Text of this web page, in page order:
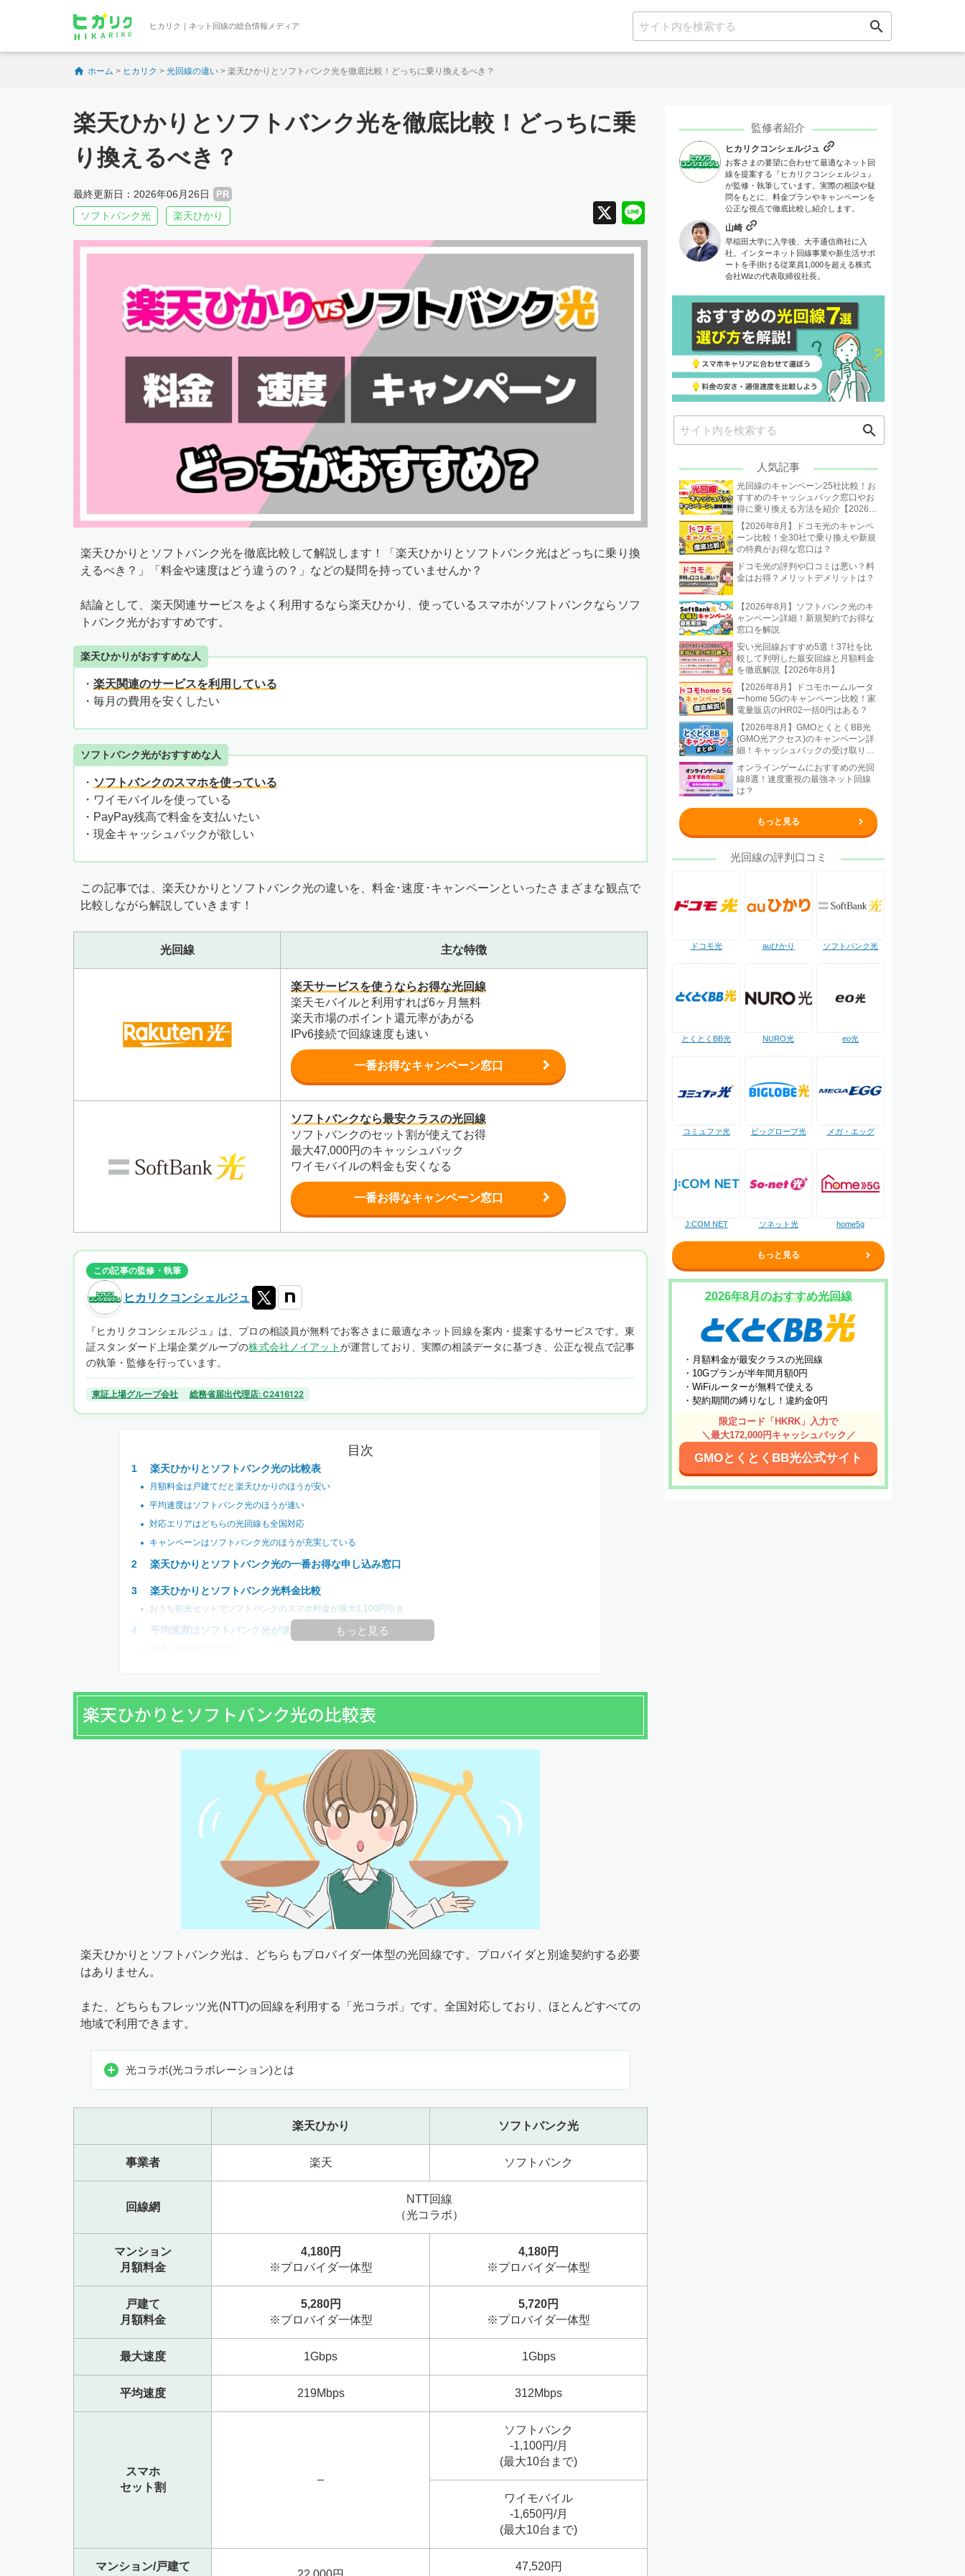
ヒカリク｜ネット回線の総合情報メディア search
ホーム > ヒカリク > 光回線の違い > 楽天ひかりとソフトバンク光を徹底比較！どっちに乗り換えるべき？
楽天ひかりとソフトバンク光を徹底比較！どっちに乗
り換えるべき？
最終更新日：2026年06月26日 PR
X
ソフトバンク光 楽天ひかり
楽天ひかりとソフトバンク光を徹底比較して解説します！「楽天ひかりとソフトバンク光はどっちに乗り換
えるべき？」「料金や速度はどう違うの？」などの疑問を持っていませんか？
結論として、楽天関連サービスをよく利用するなら楽天ひかり、使っているスマホがソフトバンクならソフ
トバンク光がおすすめです。
楽天ひかりがおすすめな人
・ 楽天関連のサービスを利用している
・毎月の費用を安くしたい
ソフトバンク光がおすすめな人
・ ソフトバンクのスマホを使っている
・ワイモバイルを使っている
・PayPay残高で料金を支払いたい
・現金キャッシュバックが欲しい
この記事では、楽天ひかりとソフトバンク光の違いを、料金･速度･キャンペーンといったさまざまな観点で
比較しながら解説していきます！
光回線 主な特徴
楽天サービスを使うならお得な光回線
楽天モバイルと利用すれば6ヶ月無料
楽天市場のポイント還元率があがる
IPv6接続で回線速度も速い
一番お得なキャンペーン窓口
ソフトバンクなら最安クラスの光回線
ソフトバンクのセット割が使えてお得
最大47,000円のキャッシュバック
ワイモバイルの料金も安くなる
一番お得なキャンペーン窓口
この記事の監修・執筆
ヒカリクコンシェルジュ
『ヒカリクコンシェルジュ』は、プロの相談員が無料でお客さまに最適なネット回線を案内・提案するサービスです。東
証スタンダード上場企業グループの株式会社ノイアットが運営しており、実際の相談データに基づき、公正な視点で記事
の執筆・監修を行っています。
東証上場グループ会社 総務省届出代理店: C2416122
目次
楽天ひかりとソフトバンク光の比較表
月額料金は戸建てだと楽天ひかりのほうが安い
平均速度はソフトバンク光のほうが速い
対応エリアはどちらの光回線も全国対応
キャンペーンはソフトバンク光のほうが充実している
楽天ひかりとソフトバンク光の一番お得な申し込み窓口
楽天ひかりとソフトバンク光料金比較
おうち割光セットでソフトバンクのスマホ料金が最大1,100円引き
平均速度はソフトバンク光が速い もっと見る
楽天ひかりとソフトバンク光の比較表
楽天ひかりとソフトバンク光は、どちらもプロバイダ一体型の光回線です。プロバイダと別途契約する必要
はありません。
また、どちらもフレッツ光(NTT)の回線を利用する「光コラボ」です。全国対応しており、ほとんどすべての
地域で利用できます。
光コラボ(光コラボレーション)とは
楽天ひかり ソフトバンク光
事業者 楽天 ソフトバンク
回線網
NTT回線
（光コラボ）
マンション
月額料金
4,180円
※プロバイダ一体型
4,180円
※プロバイダ一体型
戸建て
月額料金
5,280円
※プロバイダ一体型
5,720円
※プロバイダ一体型
最大速度 1Gbps 1Gbps
平均速度 219Mbps 312Mbps
スマホ
セット割
–
ソフトバンク
-1,100円/月
(最大10台まで)
ワイモバイル
-1,650円/月
(最大10台まで)
マンション/戸建て 47,520円
監修者紹介
ヒカリクコンシェルジュ
お客さまの要望に合わせて最適なネット回
線を提案する『ヒカリクコンシェルジュ』
が監修・執筆しています。実際の相談や疑
問をもとに、料金プランやキャンペーンを
公正な視点で徹底比較し紹介します。
山崎
早稲田大学に入学後、大手通信商社に入
社。インターネット回線事業や新生活サポ
ートを手掛ける従業員1,000を超える株式
会社Wizの代表取締役社長。
search
人気記事
光回線のキャンペーン25社比較！お
すすめのキャッシュバック窓口やお
得に乗り換える方法を紹介【2026年
8月】
【2026年8月】ドコモ光のキャンペ
ーン比較！全30社で乗り換えや新規
の特典がお得な窓口は？
ドコモ光の評判や口コミは悪い？料
金はお得？メリットデメリットは？
【2026年8月】ソフトバンク光のキ
ャンペーン詳細！新規契約でお得な
窓口を解説
安い光回線おすすめ5選！37社を比
較して判明した最安回線と月額料金
を徹底解説【2026年8月】
【2026年8月】ドコモホームルータ
ーhome 5Gのキャンペーン比較！家
電量販店のHR02一括0円はある？
【2026年8月】GMOとくとくBB光
(GMO光アクセス)のキャンペーン詳
細！キャッシュバックの受け取り方
法も解説
オンラインゲームにおすすめの光回
線8選！速度重視の最強ネット回線
は？
もっと見る
光回線の評判口コミ
ドコモ光 auひかり ソフトバンク光
とくとくBB光 NURO光 eo光
コミュファ光 ビッグローブ光 メガ・エッグ
J:COM NET ソネット光 home5g
もっと見る
2026年8月のおすすめ光回線
・月額料金が最安クラスの光回線
・10Gプランが半年間月額0円
・WiFiルーターが無料で使える
・契約期間の縛りなし！違約金0円
限定コード「HKRK」入力で
＼最大172,000円キャッシュバック／
GMOとくとくBB光公式サイト